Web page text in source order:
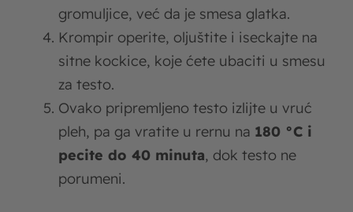
gromuljice, već da je smesa glatka.
Krompir operite, oljuštite i iseckajte na
sitne kockice, koje ćete ubaciti u smesu
za testo.
Ovako pripremljeno testo izlijte u vruć
pleh, pa ga vratite u rernu na 180 °C i
pecite do 40 minuta, dok testo ne
porumeni.